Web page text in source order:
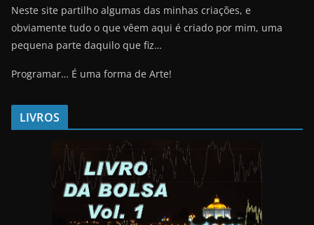
Neste site partilho algumas das minhas criações, e
obviamente tudo o que vêem aqui é criado por mim, uma
pequena parte daquilo que fiz…
Programar… É uma forma de Arte!
LIVROS